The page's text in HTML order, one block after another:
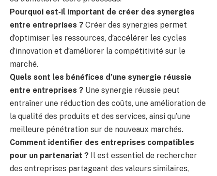
Pourquoi est-il important de créer des synergies
entre entreprises ? Créer des synergies permet
d’optimiser les ressources, d’accélérer les cycles
d’innovation et d’améliorer la compétitivité sur le
marché.
Quels sont les bénéfices d’une synergie réussie
entre entreprises ? Une synergie réussie peut
entraîner une réduction des coûts, une amélioration de
la qualité des produits et des services, ainsi qu’une
meilleure pénétration sur de nouveaux marchés.
Comment identifier des entreprises compatibles
pour un partenariat ? Il est essentiel de rechercher
des entreprises partageant des valeurs similaires,